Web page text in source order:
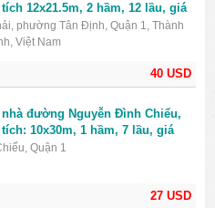
40 USD
12x21.5m, 2 hầm, 12 lầu, giá
phường Tân Định, Quận 1, Thành
Việt Nam
27 USD
đường Nguyễn Đình Chiểu,
10x30m, 1 hầm, 7 lầu, giá
Quận 1